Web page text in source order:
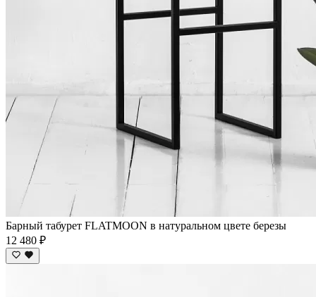
Барный табурет FLATMOON в натуральном цвете березы
12 480 ₽